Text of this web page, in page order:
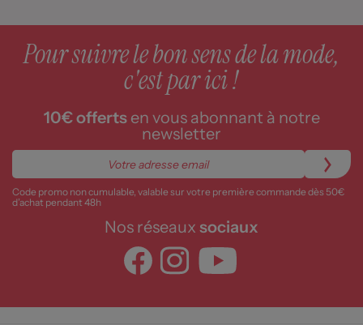
Pour suivre le bon sens de la mode,
c'est par ici !
10€ offertsen vous abonnant à notre
newsletter
Code promo non cumulable, valable sur votre première commande dès 50€
d’achat pendant 48h
Nos réseaux sociaux